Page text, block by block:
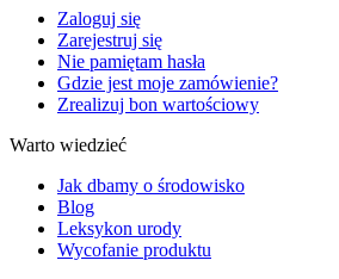
Zaloguj się
Zarejestruj się
Nie pamiętam hasła
Gdzie jest moje zamówienie?
Zrealizuj bon wartościowy
Warto wiedzieć
Jak dbamy o środowisko
Blog
Leksykon urody
Wycofanie produktu